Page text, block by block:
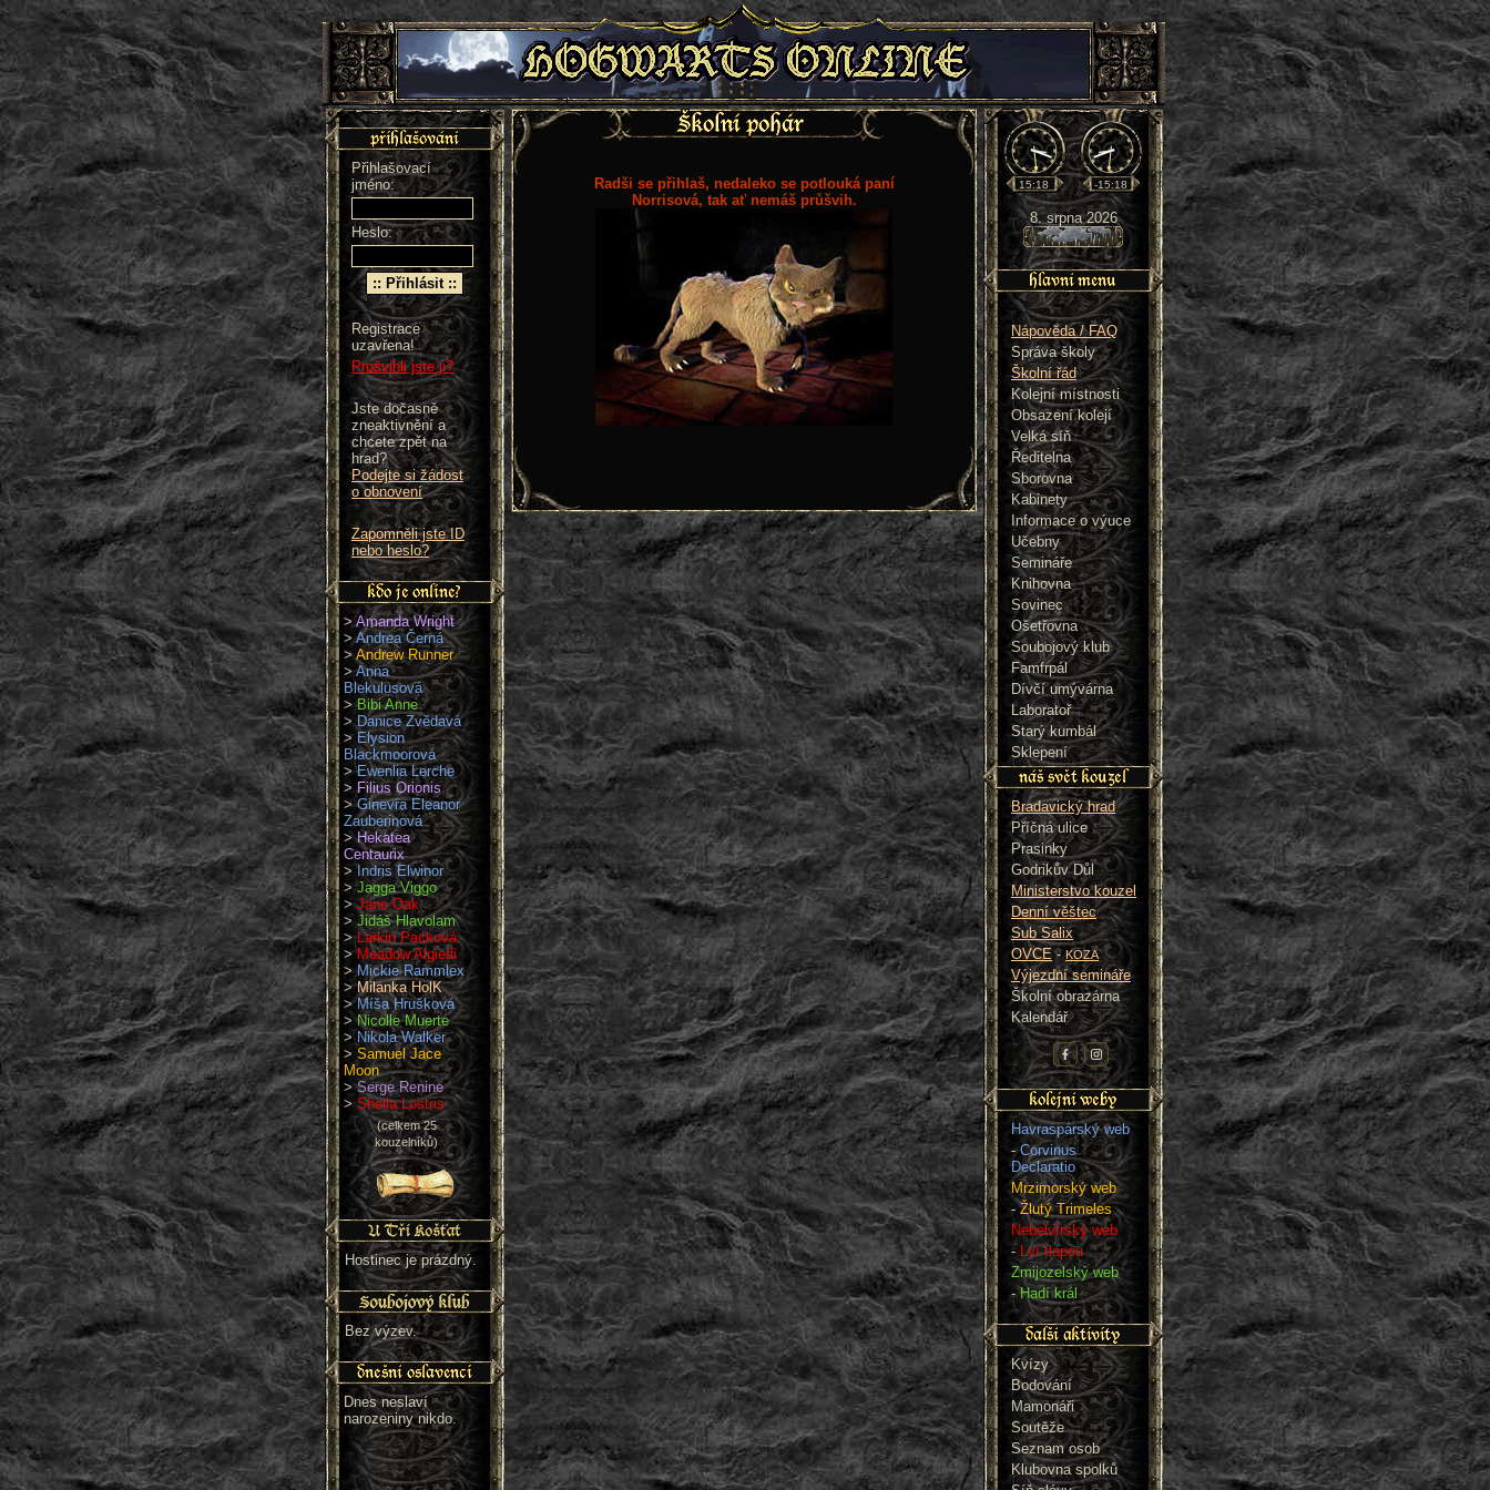
Přihlašovací
jméno:
Heslo:
Registrace
uzavřena!
Prošvihli jste ji?
Jste dočasně
zneaktivnění a
chcete zpět na
hrad?
Podejte si žádost
o obnovení
Zapomněli jste ID
nebo heslo?
>Amanda Wright
>Andrea Černá
>Andrew Runner
>Anna
Blekulusová
>Bibi Anne
>Danice Zvědavá
> Elysion
Blackmoorová
>Ewenlia Lerche
>Filius Orionis
>Ginevra Eleanor
Zauberinová
>Hekatea
Centaurix
>Indris Elwinor
>Jagga Viggo
>Jane Oak
> Jidáš Hlavolam
>Larkin Packová
>Meadow Algiedi
>Mickie Rammlex
>Milanka HolK
>Míša Hrušková
>Nicolle Muerte
> Nikola Walker
> Samuel Jace
Moon
>Serge Renine
> Sheila Lostris
(celkem 25
kouzelníků)
Hostinec je prázdný.
Bez výzev.
Dnes neslaví
narozeniny nikdo.
Radši se přihlaš, nedaleko se potlouká paní
Norrisová, tak ať nemáš průšvih.
15:18 -15:18
8. srpna 2026
Nápověda / FAQ
Správa školy
Školní řád
Kolejní místnosti
Obsazení kolejí
Velká síň
Ředitelna
Sborovna
Kabinety
Informace o výuce
Učebny
Semináře
Knihovna
Sovinec
Ošetřovna
Soubojový klub
Famfrpál
Dívčí umývárna
Laboratoř
Starý kumbál
Sklepení
Bradavický hrad
Příčná ulice
Prasinky
Godrikův Důl
Ministerstvo kouzel
Denní věštec
Sub Salix
OVCE-KOZA
Výjezdní semináře
Školní obrazárna
Kalendář
Havraspárský web
-Corvinus
Declaratio
Mrzimorský web
-Žlutý Trimeles
Nebelvírský web
- Lví tlapou
Zmijozelský web
-Hadí král
Kvízy
Bodování
Mamonáři
Soutěže
Seznam osob
Klubovna spolků